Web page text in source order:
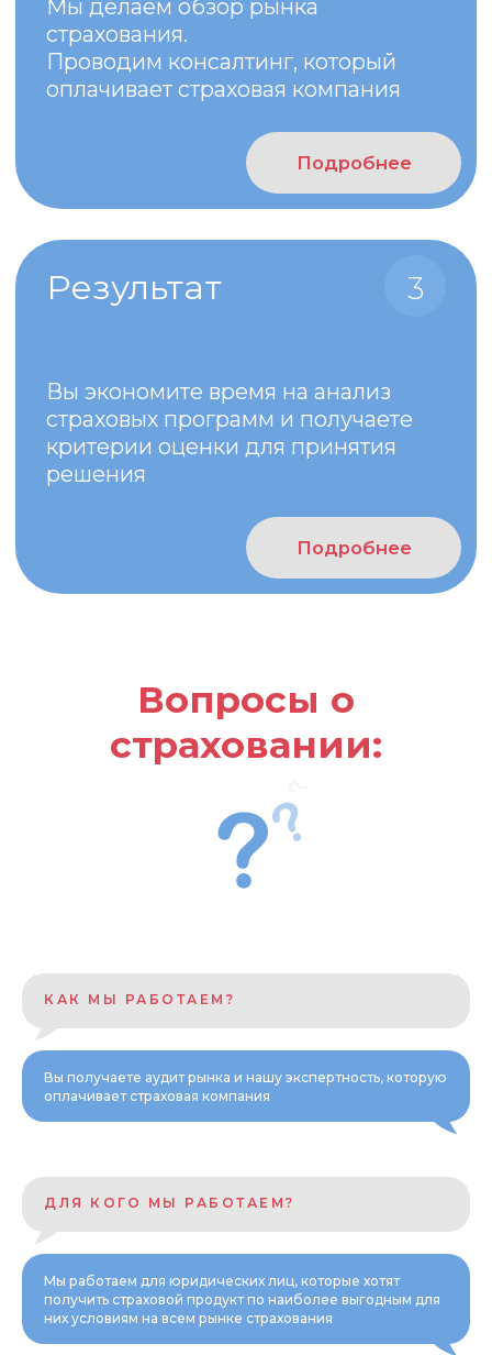
КАК МЫ РАБОТАЕМ?
Вы получаете аудит рынка и нашу экспертность, которую
оплачивает страховая компания
ДЛЯ КОГО МЫ РАБОТАЕМ?
Мы работаем для юридических лиц, которые хотят
получить страховой продукт по наиболее выгодным для
них условиям на всем рынке страхования